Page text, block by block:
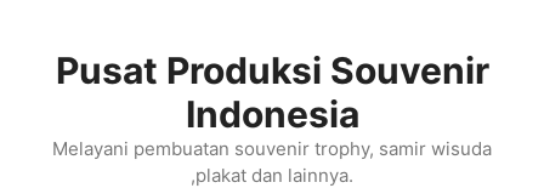
Pusat Produksi Souvenir
Indonesia
Melayani pembuatan souvenir trophy, samir wisuda
,plakat dan lainnya.